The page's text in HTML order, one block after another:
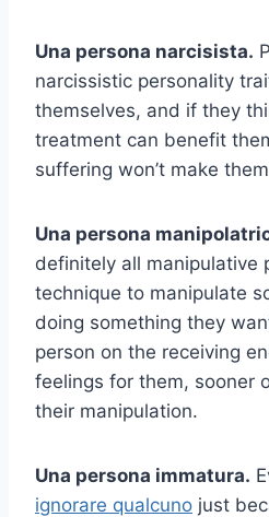
Una persona narcisista.
narcissistic personality
themselves, and if they
treatment can benefit
suffering won’t make
Una persona
definitely all manipulative
technique to manipulate
doing something they
person on the receiving
feelings for them, sooner
their manipulation.
Una persona immatura.
ignorare qualcuno just